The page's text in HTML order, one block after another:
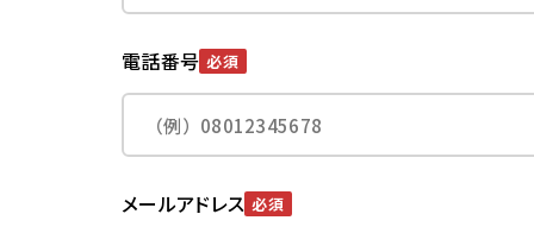
電話番号 必須
メールアドレス 必須